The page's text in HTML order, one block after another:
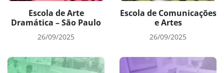
Escola de Arte
Dramática – São Paulo
26/09/2025
Escola de Comunicações
e Artes
26/09/2025